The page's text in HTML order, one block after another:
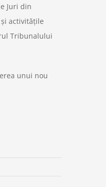
Juri din
activităţile
Tribunalului
unui nou